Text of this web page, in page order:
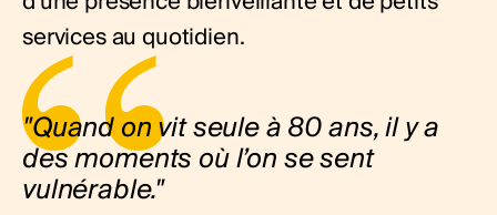
services au quotidien.
"Quand on vit seule à 80 ans, il y a
des moments où l’on se sent
vulnérable."